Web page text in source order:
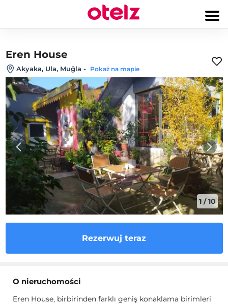
Eren House
Akyaka, Ula, Muğla - Pokaż na mapie
1 /10
Rezerwuj teraz
O nieruchomości
Eren House, birbirinden farklı geniş konaklama birimleri